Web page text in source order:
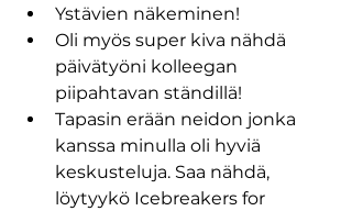
Ystävien näkeminen!
Oli myös super kiva nähdä
päivätyöni kolleegan
piipahtavan ständillä!
Tapasin erään neidon jonka
kanssa minulla oli hyviä
keskusteluja. Saa nähdä,
löytyykö Icebreakers for